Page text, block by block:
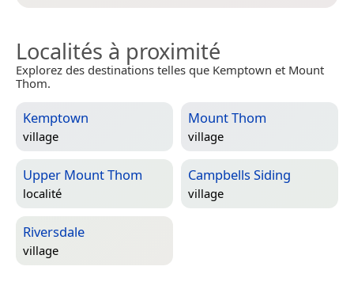
Localités à proximité
Explorez des destinations telles que Kemptown et Mount
Thom.
Kemptown
village
Mount Thom
village
Upper Mount Thom
localité
Campbells Siding
village
Riversdale
village